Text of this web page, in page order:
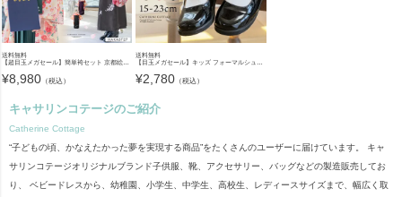
送料無料
【超目玉メガセール】簡単袴セット 京都絵師描き下ろし新柄 2025年3月卒業 着付け かんたん袴 袴セット 小学校 卒業式 卒園式 女の子 袴 保育園 年長袴 簡単着付け 刺繍入り 和装 着物 七五三 [
¥8,980 （税込）
送料無料
【目玉メガセール】キッズ フォーマルシューズ 子供靴 フォーマルシューズ 女の子 ワンストラップ かかとクッション入りで靴擦れしにくい キッズ 入学式 卒業式 TAK ドレスシューズ
¥2,780 （税込）
キャサリンコテージのご紹介
Catherine Cottage
“子どもの頃、かなえたかった夢を実現する商品”をたくさんのユーザーに届けています。 キャ
サリンコテージオリジナルブランド子供服、靴、アクセサリー、バッグなどの製造販売してお
り、 ベビードレスから、幼稚園、小学生、中学生、高校生、レディースサイズまで、幅広く取